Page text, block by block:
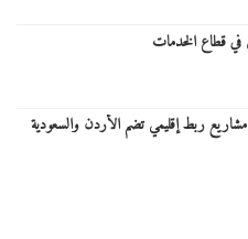
قطاع الخدمات
ربط إقليمي تضم الأردن والسعودية